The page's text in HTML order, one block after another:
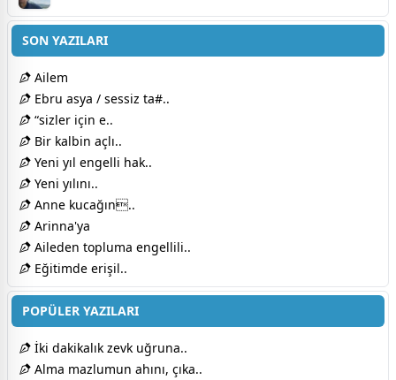
SON YAZILARI
Ailem
Ebru asya / sessiz ta#..
“sizler için e..
Bir kalbin açlı..
Yeni yıl engelli hak..
Yeni yılını..
Anne kucağın..
Arinna'ya
Aileden topluma engellili..
Eğitimde erişil..
POPÜLER YAZILARI
İki dakikalık zevk uğruna..
Alma mazlumun ahını, çıka..